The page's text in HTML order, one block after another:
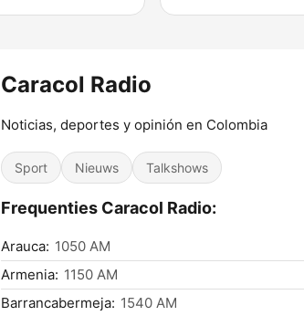
Caracol Radio
Noticias, deportes y opinión en Colombia
Sport Nieuws Talkshows
Frequenties Caracol Radio:
Arauca: 1050 AM
Armenia: 1150 AM
Barrancabermeja: 1540 AM